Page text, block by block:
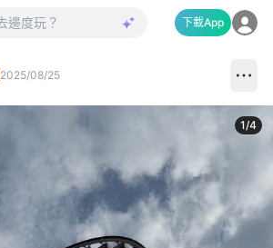
下載App
2025/08/25
1/4